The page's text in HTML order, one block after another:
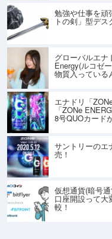
勉強や仕事を頑
トの剣」型デス
グローバルエナ
Energy(ルコゼ
物質入っている
エナドリ「
「ZONe
8号QUOカード
サントリーのエ
売！
仮想通貨(暗号
口座開設って大
較！